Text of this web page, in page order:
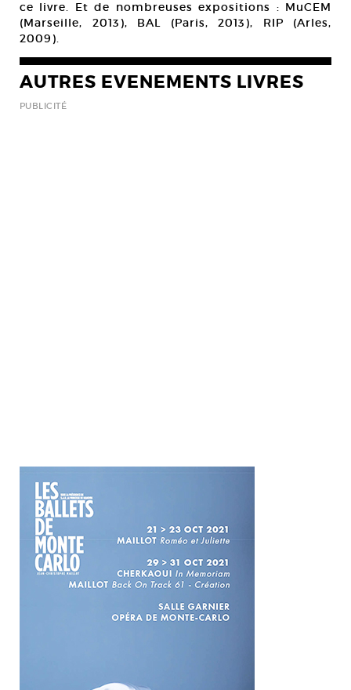
ce livre. Et de nombreuses expositions : MuCEM
(Marseille, 2013), BAL (Paris, 2013), RIP (Arles,
2009).
AUTRES EVENEMENTS LIVRES
PUBLICITÉ